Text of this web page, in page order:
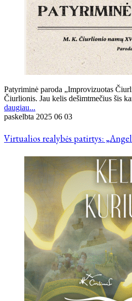
Patyriminė paroda „Improvizuotas
Čiurlionis. Jau kelis dešimtmečius šis
daugiau...
paskelbta 2025 06 03
Virtualios realybės patirtys: